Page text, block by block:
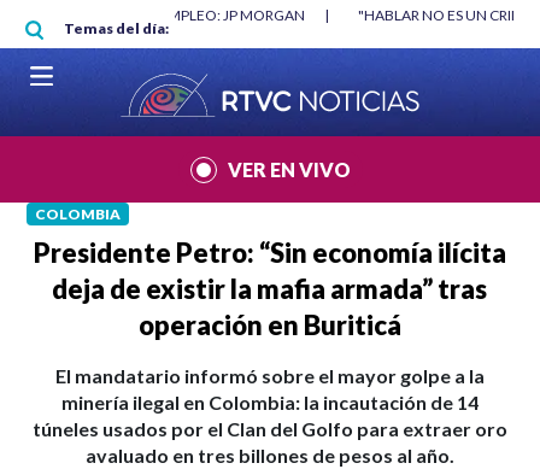
Pasar al contenido principal
Temas del día:
NO DESTRUYÓ EMPLEO: JP MORGAN | "HABLAR NO ES UN
VER EN VIVO
COLOMBIA
Presidente Petro: “Sin economía ilícita
deja de existir la mafia armada” tras
operación en Buriticá
El mandatario informó sobre el mayor golpe a la
minería ilegal en Colombia: la incautación de 14
túneles usados por el Clan del Golfo para extraer oro
avaluado en tres billones de pesos al año.